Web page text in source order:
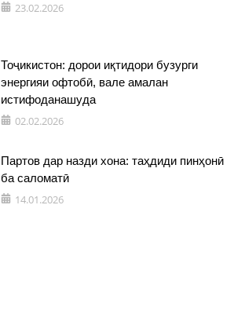
23.02.2026
Тоҷикистон: дорои иқтидори бузурги
энергияи офтобӣ, вале амалан
истифоданашуда
02.02.2026
Партов дар назди хона: таҳдиди пинҳонӣ
ба саломатӣ
14.01.2026